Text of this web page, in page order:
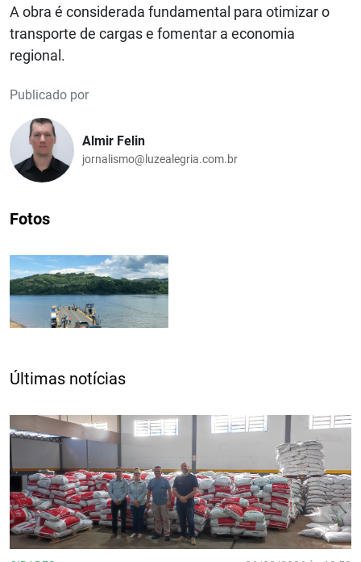
A obra é considerada fundamental para otimizar o
transporte de cargas e fomentar a economia
regional.
Publicado por
Almir Felin
jornalismo@luzealegria.com.br
Fotos
Últimas notícias